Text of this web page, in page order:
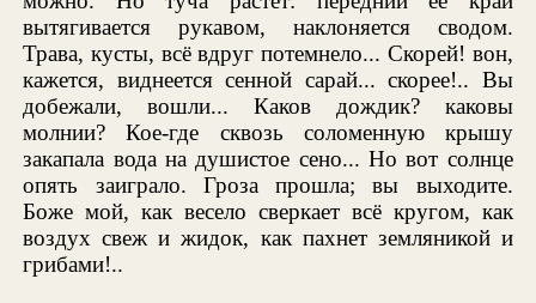
вытягивается рукавом, наклоняется сводом.
Трава, кусты, всё вдруг потемнело... Скорей! вон,
кажется, виднеется сенной сарай... скорее!.. Вы
добежали, вошли... Каков дождик? каковы
молнии? Кое-где сквозь соломенную крышу
закапала вода на душистое сено... Но вот солнце
опять заиграло. Гроза прошла; вы выходите.
Боже мой, как весело сверкает всё кругом, как
воздух свеж и жидок, как пахнет земляникой и
грибами!..